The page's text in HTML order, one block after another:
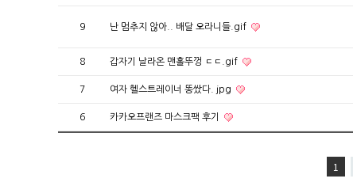
9 난 멈추지 않아.. 배달 오라니들.gif
8 갑자기 날라온 맨홀뚜껑 ㄷㄷ.gif
7 여자 헬스트레이너 똥쌌다. jpg
6 카카오프랜즈 마스크팩 후기
1